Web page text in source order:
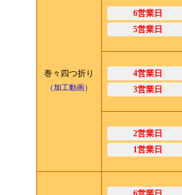
巻々四つ折り
（加工動画）
6営業日
5営業日
4営業日
3営業日
2営業日
1営業日